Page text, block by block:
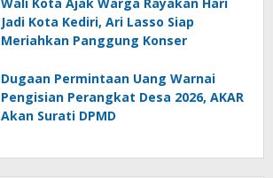
Jadi Kota Kediri, Ari Lasso Siap
Meriahkan Panggung Konser
Dugaan Permintaan Uang Warnai
Pengisian Perangkat Desa 2026, AKAR
Akan Surati DPMD